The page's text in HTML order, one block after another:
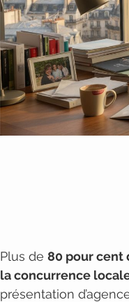
Plus de 80 pour cent
la concurrence
présentation